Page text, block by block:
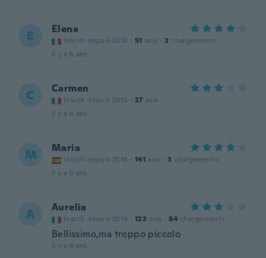
E Elena
Inscrit depuis 2018 · 51 avis · 2 chargements
il y a 6 ans
C Carmen
Inscrit depuis 2016 · 27 avis
il y a 6 ans
M Maria
Inscrit depuis 2018 · 141 avis · 3 chargements
il y a 6 ans
A Aurelia
Inscrit depuis 2019 · 123 avis · 84 chargements
Bellissimo,ma troppo piccolo
il y a 6 ans